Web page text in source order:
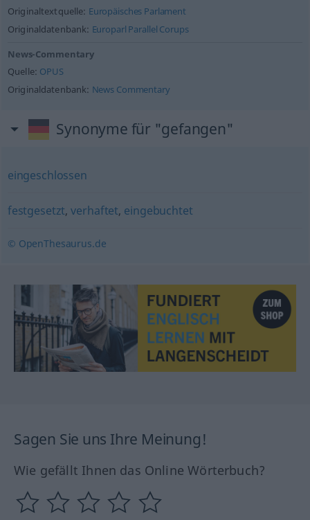
Originaltextquelle: Europäisches Parlament
Originaldatenbank: Europarl Parallel Corups
News-Commentary
Quelle: OPUS
Originaldatenbank: News Commentary
Synonyme für "gefangen"
eingeschlossen
festgesetzt,verhaftet, eingebuchtet
© OpenThesaurus.de
Sagen Sie uns Ihre Meinung!
Wie gefällt Ihnen das Online Wörterbuch?